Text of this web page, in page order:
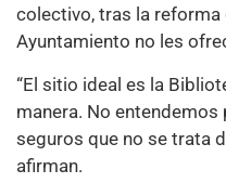
colectivo, tras la reforma
Ayuntamiento no les
“El sitio ideal es la
manera. No
seguros que no se trata
afirman.